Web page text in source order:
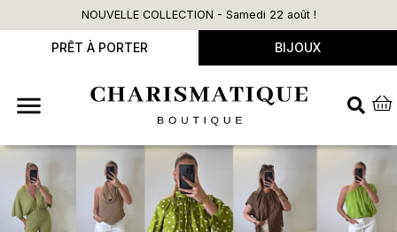
NOUVELLE COLLECTION - Samedi 22 août !
PRÊT À PORTER BIJOUX
